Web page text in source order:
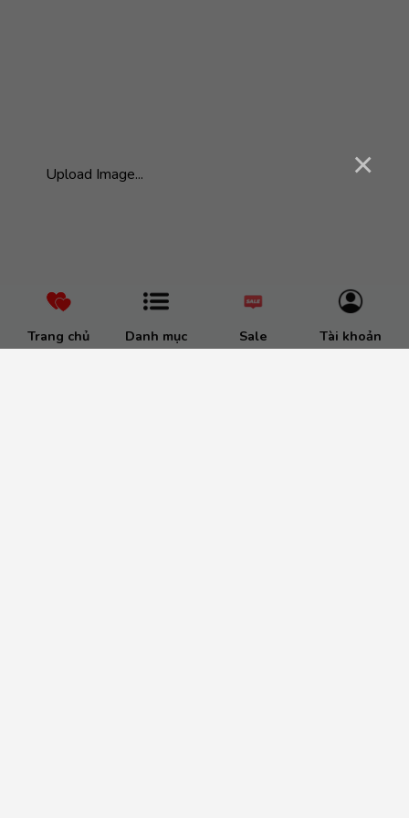
Upload Image... ×
Trang chủ Danh mục Sale Tài khoản